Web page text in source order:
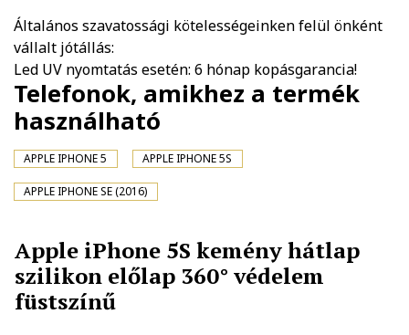
Általános szavatossági kötelességeinken felül önként
vállalt jótállás:
Led UV nyomtatás esetén: 6 hónap kopásgarancia!
Telefonok, amikhez a termék
használható
APPLE IPHONE 5 APPLE IPHONE 5S
APPLE IPHONE SE (2016)
Apple iPhone 5S kemény hátlap
szilikon előlap 360° védelem
füstszínű